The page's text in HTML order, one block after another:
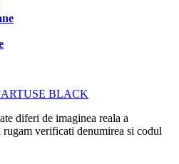
diferi de imaginea reala a
verificati denumirea si codul